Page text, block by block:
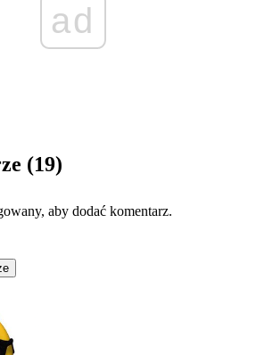
ad
(19)
aby dodać komentarz.